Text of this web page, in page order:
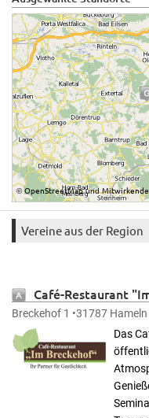
©OpenStreetMapundMitwirkende
Vereine aus der Region
Café-Restaurant
Breckehof 1 •31787 Hameln
Das